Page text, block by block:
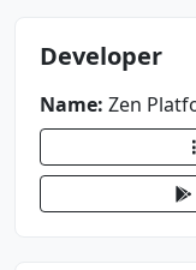
Developer
Name: Zen